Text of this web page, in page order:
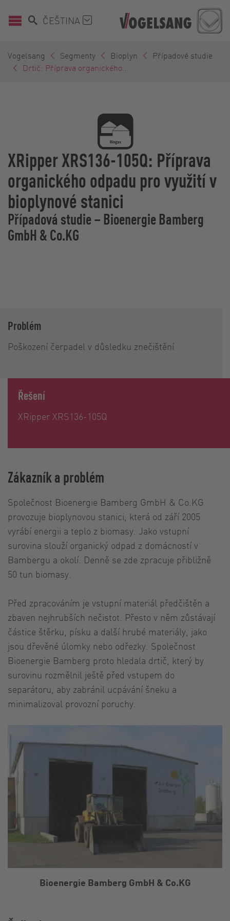
ČEŠTINA
Vogelsang Segmenty Bioplyn
Případové studie
Drtič: Příprava organického...
XRipper XRS136-105Q: Příprava
organického odpadu pro využití v
bioplynové stanici
Případová studie – Bioenergie Bamberg
GmbH & Co.KG
Problém
Poškození čerpadel v důsledku znečištění
Řešení
XRipper XRS136-105Q
Zákazník a problém
Společnost Bioenergie Bamberg GmbH & Co.KG
provozuje bioplynovou stanici, která od září 2005
vyrábí energii a teplo z biomasy. Jako vstupní
surovina slouží organický odpad z domácností v
Bambergu a okolí. Denně se zde zpracuje přibližně
50 tun biomasy.
Před zpracováním je vstupní materiál předčištěn a
zbaven nejhrubších nečistot. Přesto v něm zůstávají
částice štěrku, písku a další hrubé materiály, jako
jsou dřevěné úlomky nebo odřezky. Společnost
Bioenergie Bamberg proto hledala drtič, který by
surovinu rozmělnil ještě před vstupem do
separátoru, aby zabránil ucpávání šneku a
minimalizoval provozní poruchy.
Bioenergie Bamberg GmbH & Co.KG